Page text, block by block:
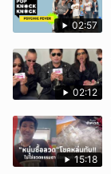
02:57
02:12
15:18